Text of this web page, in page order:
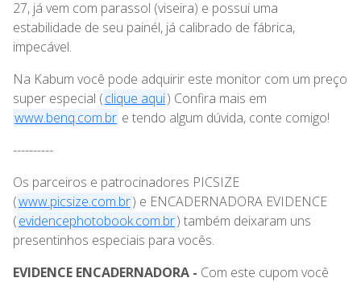
27, já vem com parassol (viseira) e possui uma
estabilidade de seu painél, já calibrado de fábrica,
impecável.
Na Kabum você pode adquirir este monitor com um preço
super especial (⁠clique aqui⁠) Confira mais em
www.benq.com.br⁠ e tendo algum dúvida, conte comigo!
----------
Os parceiros e patrocinadores PICSIZE
(⁠www.picsize.com.br⁠) e ENCADERNADORA EVIDENCE
(⁠evidencephotobook.com.br⁠) também deixaram uns
presentinhos especiais para vocês.
EVIDENCE ENCADERNADORA - Com este cupom você